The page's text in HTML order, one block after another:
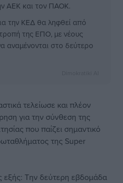
ΑΕΚ και τον ΠΑΟΚ.
την ΚΕΔ θα ληφθεί από
της ΕΠΟ, με νέους
αναμένονται στο δεύτερο
τελείωσε και πλέον
για την σύνθεση της
που παίζει σημαντικό
της Super
εξής: Την δεύτερη εβδομάδα